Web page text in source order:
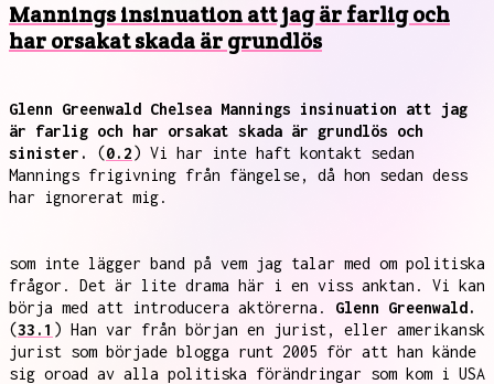
Mannings insinuation att jag är farlig och
har orsakat skada är grundlös
Glenn Greenwald Chelsea Mannings insinuation att jag
är farlig och har orsakat skada är grundlös och
sinister.
(0.2) Vi har inte haft kontakt sedan
Mannings frigivning från fängelse, då hon sedan dess
har ignorerat mig.
som inte lägger band på vem jag talar med om politiska
frågor. Det är lite drama här i en viss anktan. Vi kan
börja med att introducera aktörerna. Glenn Greenwald.
(33.1 ) Han var från början en jurist, eller amerikansk
jurist som började blogga runt 2005 för att han kände
sig oroad av alla politiska förändringar som kom i USA